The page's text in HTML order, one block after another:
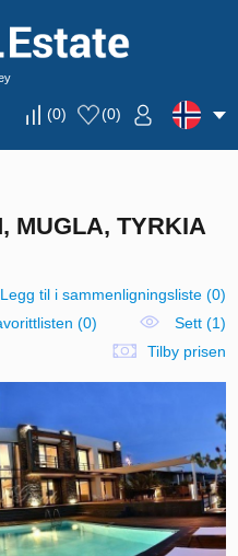
(0) (0)
MUGLA, TYRKIA
Legg til i sammenligningsliste(0)
(0)
Sett (1)
Tilby prisen